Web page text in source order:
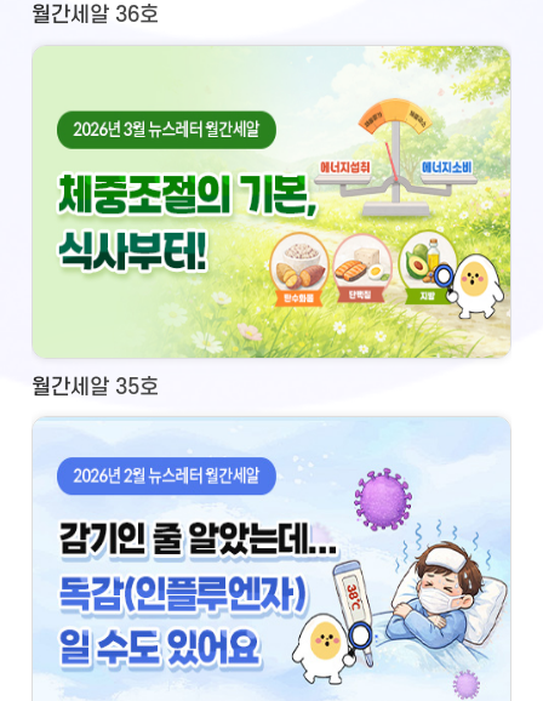
월간세알 36호
월간세알 35호